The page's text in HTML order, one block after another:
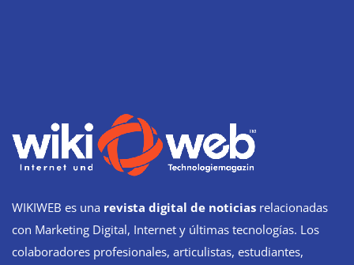
WIKIWEB es una revista digital de noticias relacionadas
con Marketing Digital, Internet y últimas tecnologías. Los
colaboradores profesionales, articulistas, estudiantes,